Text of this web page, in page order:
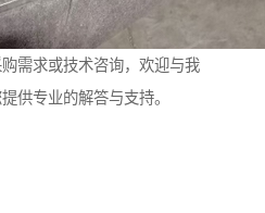
需求或技术咨询，欢迎与我
供专业的解答与支持。